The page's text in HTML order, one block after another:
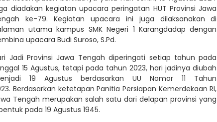
diadakan kegiatan upacara peringatan HUT Provinsi Jawa
ke-79. Kegiatan upacara ini juga dilaksanakan di
utama kampus SMK Negeri 1 Karangdadap dengan
upacara Budi Suroso, S.Pd.
Jadi Provinsi Jawa Tengah diperingati setiap tahun pada
15 Agustus, tetapi pada tahun 2023, hari jadinya diubah
19 Agustus berdasarkan UU Nomor 11 Tahun
Berdasarkan ketetapan Panitia Persiapan Kemerdekaan RI,
Tengah merupakan salah satu dari delapan provinsi yang
pada 19 Agustus 1945.